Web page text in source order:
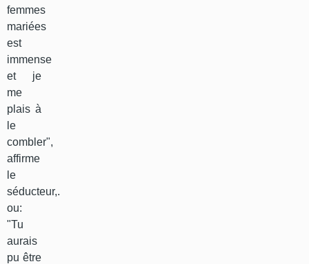
femmes
mariées
est
immense
et je
me
plais à
le
combler",
affirme
le
séducteur,.
ou:
"Tu
aurais
pu être